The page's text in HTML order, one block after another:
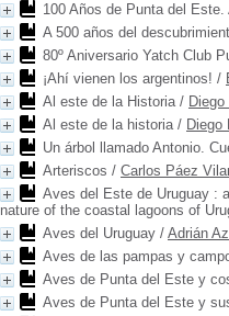
100 Años de Punta del
A 500 años del
80º Aniversario Yatch Club
¡Ahí vienen los argentinos! /
Al este de la Historia/
Al este de la historia/ Diego
Un árbol llamado Antonio.
Arteriscos / Carlos Páez
Aves del Este de Uruguay :
nature of the coastal lagoons of
Aves del Uruguay / Adrián
Aves de las pampas y
Aves de Punta del Este y
Aves de Punta del Este y